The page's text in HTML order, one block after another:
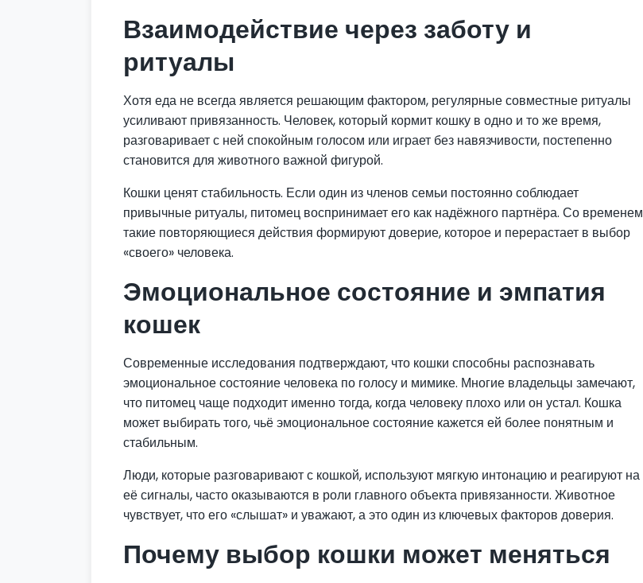
Взаимодействие через заботу и
ритуалы
Хотя еда не всегда является решающим фактором, регулярные совместные ритуалы
усиливают привязанность. Человек, который кормит кошку в одно и то же время,
разговаривает с ней спокойным голосом или играет без навязчивости, постепенно
становится для животного важной фигурой.
Кошки ценят стабильность. Если один из членов семьи постоянно соблюдает
привычные ритуалы, питомец воспринимает его как надёжного партнёра. Со временем
такие повторяющиеся действия формируют доверие, которое и перерастает в выбор
«своего» человека.
Эмоциональное состояние и эмпатия
кошек
Современные исследования подтверждают, что кошки способны распознавать
эмоциональное состояние человека по голосу и мимике. Многие владельцы замечают,
что питомец чаще подходит именно тогда, когда человеку плохо или он устал. Кошка
может выбирать того, чьё эмоциональное состояние кажется ей более понятным и
стабильным.
Люди, которые разговаривают с кошкой, используют мягкую интонацию и реагируют на
её сигналы, часто оказываются в роли главного объекта привязанности. Животное
чувствует, что его «слышат» и уважают, а это один из ключевых факторов доверия.
Почему выбор кошки может меняться